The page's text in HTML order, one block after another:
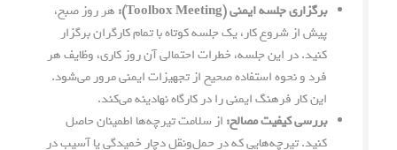
برگزاری جلسه ایمنی (Toolbox Meeting):
هر روز صبح،
پیش از شروع کار، یک جلسه کوتاه با تمام کارگران برگزار
کنید. در این جلسه، خطرات احتمالی آن روز کاری، وظایف هر
فرد و نحوه استفاده صحیح از تجهیزات ایمنی مرور می‌شود.
این کار فرهنگ ایمنی را در کارگاه نهادینه می‌کند.
بررسی کیفیت مصالح: از سلامت تیرچه‌ها اطمینان حاصل
کنید. تیرچه‌هایی که در حمل‌ونقل دچار خمیدگی یا آسیب در